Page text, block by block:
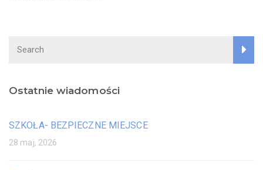
Ostatnie wiadomości
SZKOŁA- BEZPIECZNE MIEJSCE
28 maj, 2026